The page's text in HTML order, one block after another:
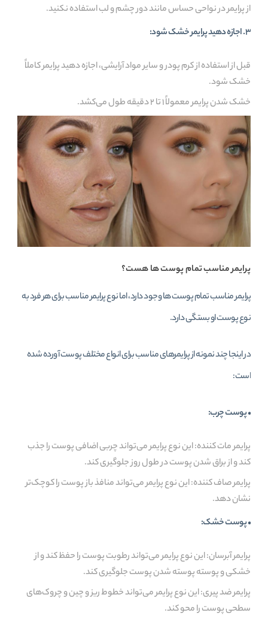
از پرایمر در نواحی حساس مانند دور چشم و لب استفاده نکنید.
3. اجازه دهید پرایمر خشک شود:
قبل از استفاده از کرم پودر و سایر مواد آرایشی، اجازه دهید پرایمر کاملاً
خشک شود.
خشک شدن پرایمر معمولاً 1 تا 2 دقیقه طول می‌کشد.
پرایمر مناسب تمام پوست ها هست؟
پرایمر مناسب تمام پوست ها وجود دارد، اما نوع پرایمر مناسب برای هر فرد به
نوع پوست او بستگی دارد.
در اینجا چند نمونه از پرایمرهای مناسب برای انواع مختلف پوست آورده شده
است:
•پوست چرب:
پرایمر مات کننده: این نوع پرایمر می‌تواند چربی اضافی پوست را جذب
کند و از براق شدن پوست در طول روز جلوگیری کند.
پرایمر صاف کننده: این نوع پرایمر می‌تواند منافذ باز پوست را کوچک‌تر
نشان دهد.
• پوست خشک:
پرایمر آبرسان: این نوع پرایمر می‌تواند رطوبت پوست را حفظ کند و از
خشکی و پوسته پوسته شدن پوست جلوگیری کند.
پرایمر ضد پیری: این نوع پرایمر می‌تواند خطوط ریز و چین و چروک‌های
سطحی پوست را محو کند.